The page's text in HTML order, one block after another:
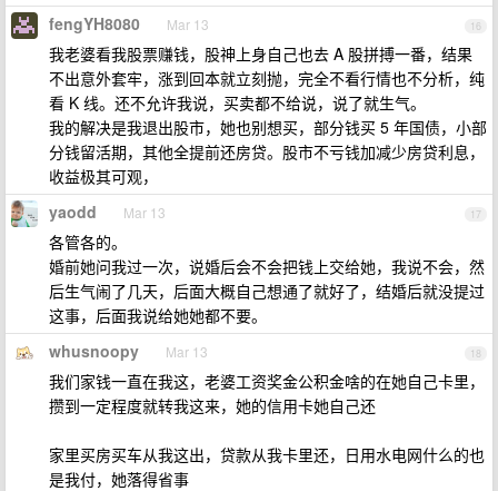
16
fengYH8080 Mar 13
我老婆看我股票赚钱，股神上身自己也去 A 股拼搏一番，结果
不出意外套牢，涨到回本就立刻抛，完全不看行情也不分析，纯
看 K 线。还不允许我说，买卖都不给说，说了就生气。
我的解决是我退出股市，她也别想买，部分钱买 5 年国债，小部
分钱留活期，其他全提前还房贷。股市不亏钱加减少房贷利息，
收益极其可观，
17
yaodd Mar 13
各管各的。
婚前她问我过一次，说婚后会不会把钱上交给她，我说不会，然
后生气闹了几天，后面大概自己想通了就好了，结婚后就没提过
这事，后面我说给她她都不要。
18
whusnoopy Mar 13
我们家钱一直在我这，老婆工资奖金公积金啥的在她自己卡里，
攒到一定程度就转我这来，她的信用卡她自己还
家里买房买车从我这出，贷款从我卡里还，日用水电网什么的也
是我付，她落得省事